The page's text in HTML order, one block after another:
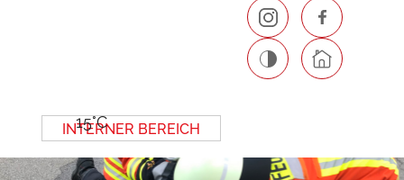
INTERNER BEREICH
15°C